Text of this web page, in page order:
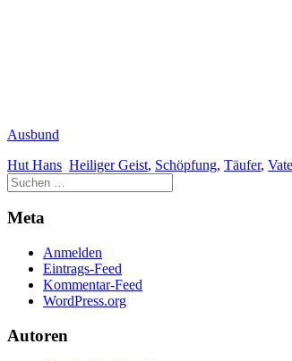
Ausbund
Hut Hans Heiliger Geist, Schöpfung, Täufer,
Meta
Anmelden
Eintrags-Feed
Kommentar-Feed
WordPress.org
Autoren